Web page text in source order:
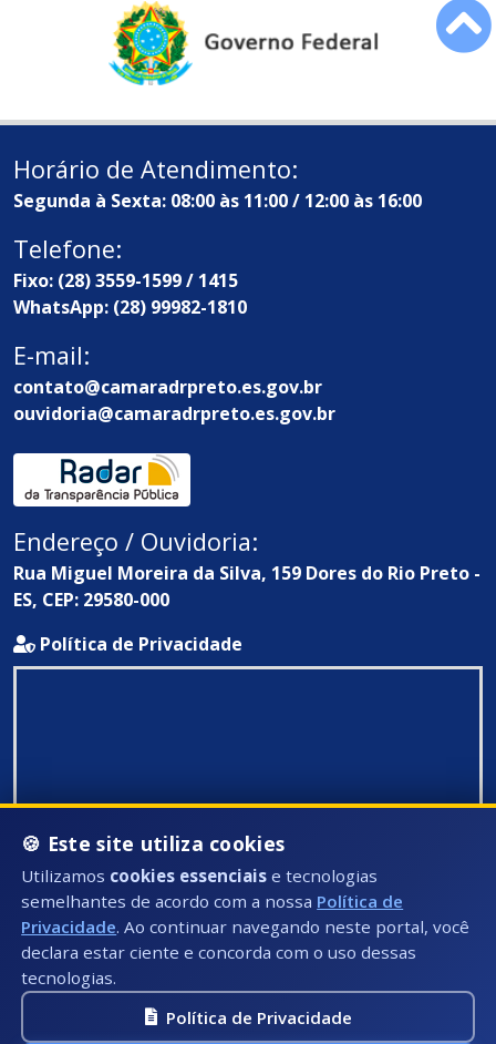
Horário de Atendimento:
Segunda à Sexta: 08:00 às 11:00 / 12:00 às 16:00
Telefone:
Fixo: (28) 3559-1599 / 1415
WhatsApp: (28) 99982-1810
E-mail:
contato@camaradrpreto.es.gov.br
ouvidoria@camaradrpreto.es.gov.br
Endereço / Ouvidoria:
Rua Miguel Moreira da Silva, 159 Dores do Rio Preto -
ES, CEP: 29580-000
Política de Privacidade
🍪 Este site utiliza cookies
Utilizamos cookies essenciais e tecnologias
semelhantes de acordo com a nossa Política de
Privacidade. Ao continuar navegando neste portal, você
declara estar ciente e concorda com o uso dessas
tecnologias.
Política de Privacidade